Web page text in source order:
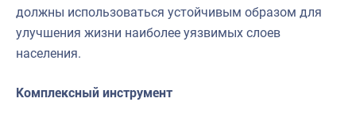
должны использоваться устойчивым образом для
улучшения жизни наиболее уязвимых слоев
населения.
Комплексный инструмент